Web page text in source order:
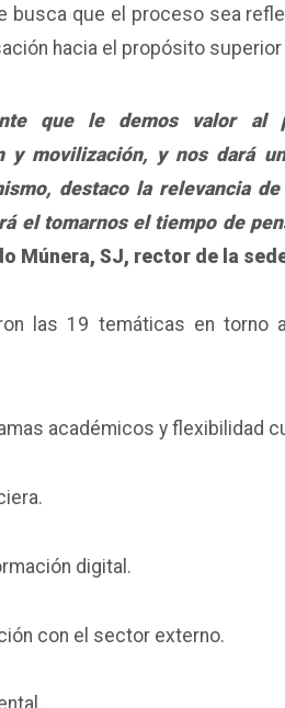
busca que el proceso sea
hacia el propósito
que le demos valor al
y movilización, y nos dará
destaco la relevancia
el tomarnos el tiempo de
Múnera, SJ, rector de la
las 19 temáticas en
académicos y flexibilidad
digital.
con el sector externo.